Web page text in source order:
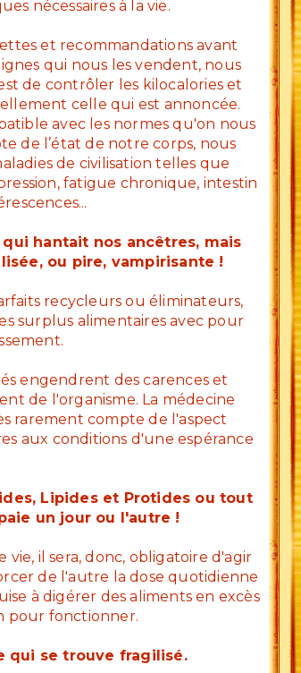
nécessaires à la vie.
et recommandations avant
qui nous les vendent, nous
de contrôler les kilocalories et
celle qui est annoncée.
avec les normes qu'on nous
de l’état de notre corps, nous
de civilisation telles que
fatigue chronique, intestin
hantait nos ancêtres, mais
ou pire, vampirisante !
recycleurs ou éliminateurs,
surplus alimentaires avec pour
engendrent des carences et
de l'organisme. La médecine
rarement compte de l'aspect
aux conditions d'une espérance
Lipides et Protides ou tout
un jour ou l'autre !
il sera, donc, obligatoire d'agir
de l'autre la dose quotidienne
à digérer des aliments en excès
pour fonctionner.
qui se trouve fragilisé.